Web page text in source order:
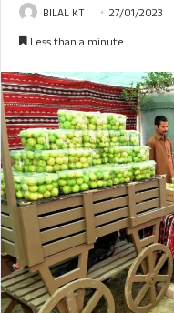
BILAL KT 27/01/2023
Less than a minute